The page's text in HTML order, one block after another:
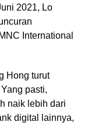
2021, Lo
International
Hong turut
pasti,
naik lebih dari
digital lainnya,